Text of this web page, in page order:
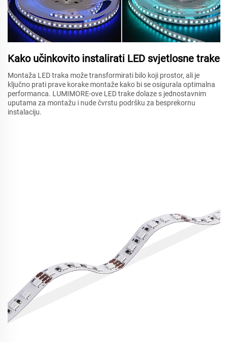
Kako učinkovito instalirati LED svjetlosne trake
Montaža LED traka može transformirati bilo koji prostor, ali je
ključno prati prave korake montaže kako bi se osigurala optimalna
performanca. LUMIMORE-ove LED trake dolaze s jednostavnim
uputama za montažu i nude čvrstu podršku za besprekornu
instalaciju.